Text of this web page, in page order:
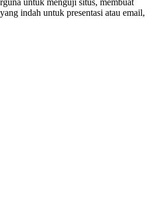
untuk menguji situs, membuat
indah untuk presentasi atau email,